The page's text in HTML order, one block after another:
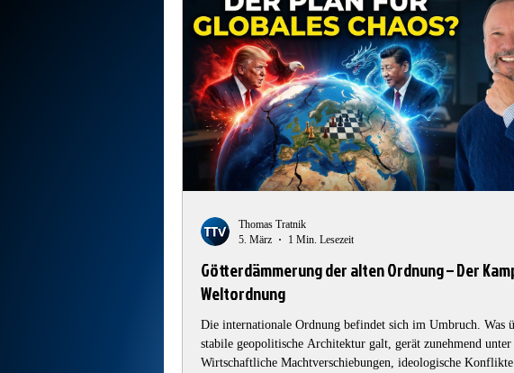
Götterdämmerung der alten Ordnung – Der
Weltordnung
Die internationale Ordnung befindet sich im Umbruch. Was
stabile geopolitische Architektur galt, gerät zunehmend unter
Wirtschaftliche Machtverschiebungen, ideologische Konflikte
Thomas Tratnik
5. März
1 Min. Lesezeit